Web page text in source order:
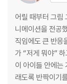
어릴 때부터 그림
니메이션을 전공
직임에도 큰 반응
가 “저게 뭐야”
이 아이들 안에는
래도록 반짝이기